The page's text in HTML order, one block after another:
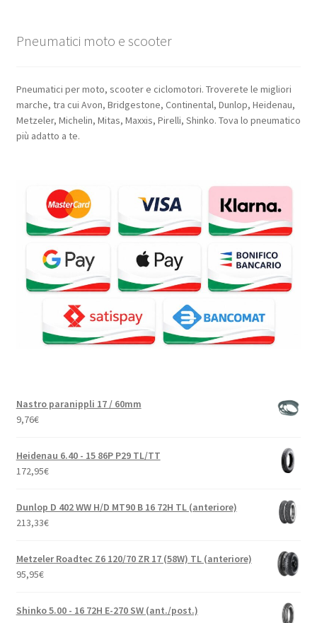
Pneumatici moto e scooter
Pneumatici per moto, scooter e ciclomotori. Troverete le migliori
marche, tra cui Avon, Bridgestone, Continental, Dunlop, Heidenau,
Metzeler, Michelin, Mitas, Maxxis, Pirelli, Shinko. Tova lo pneumatico
più adatto a te.
Nastro paranippli 17 / 60mm
9,76€
Heidenau 6.40 - 15 86P P29 TL/TT
172,95€
Dunlop D 402 WW H/D MT90 B 16 72H TL (anteriore)
213,33€
Metzeler Roadtec Z6 120/70 ZR 17 (58W) TL (anteriore)
95,95€
Shinko 5.00 - 16 72H E-270 SW (ant./post.)